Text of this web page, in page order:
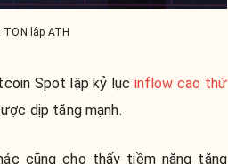
lập ATH
Spot lập kỷ lục inflow cao thứ
dịp tăng mạnh.
cũng cho thấy tiềm năng tăng